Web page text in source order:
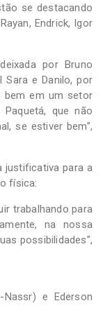
se destacando
Endrick, Igor
por Bruno
Sara e Danilo, por
bem em um setor
que não
se estiver bem”,
justificativa para a
física:
trabalhando para
na nossa
possibilidades”,
e Ederson